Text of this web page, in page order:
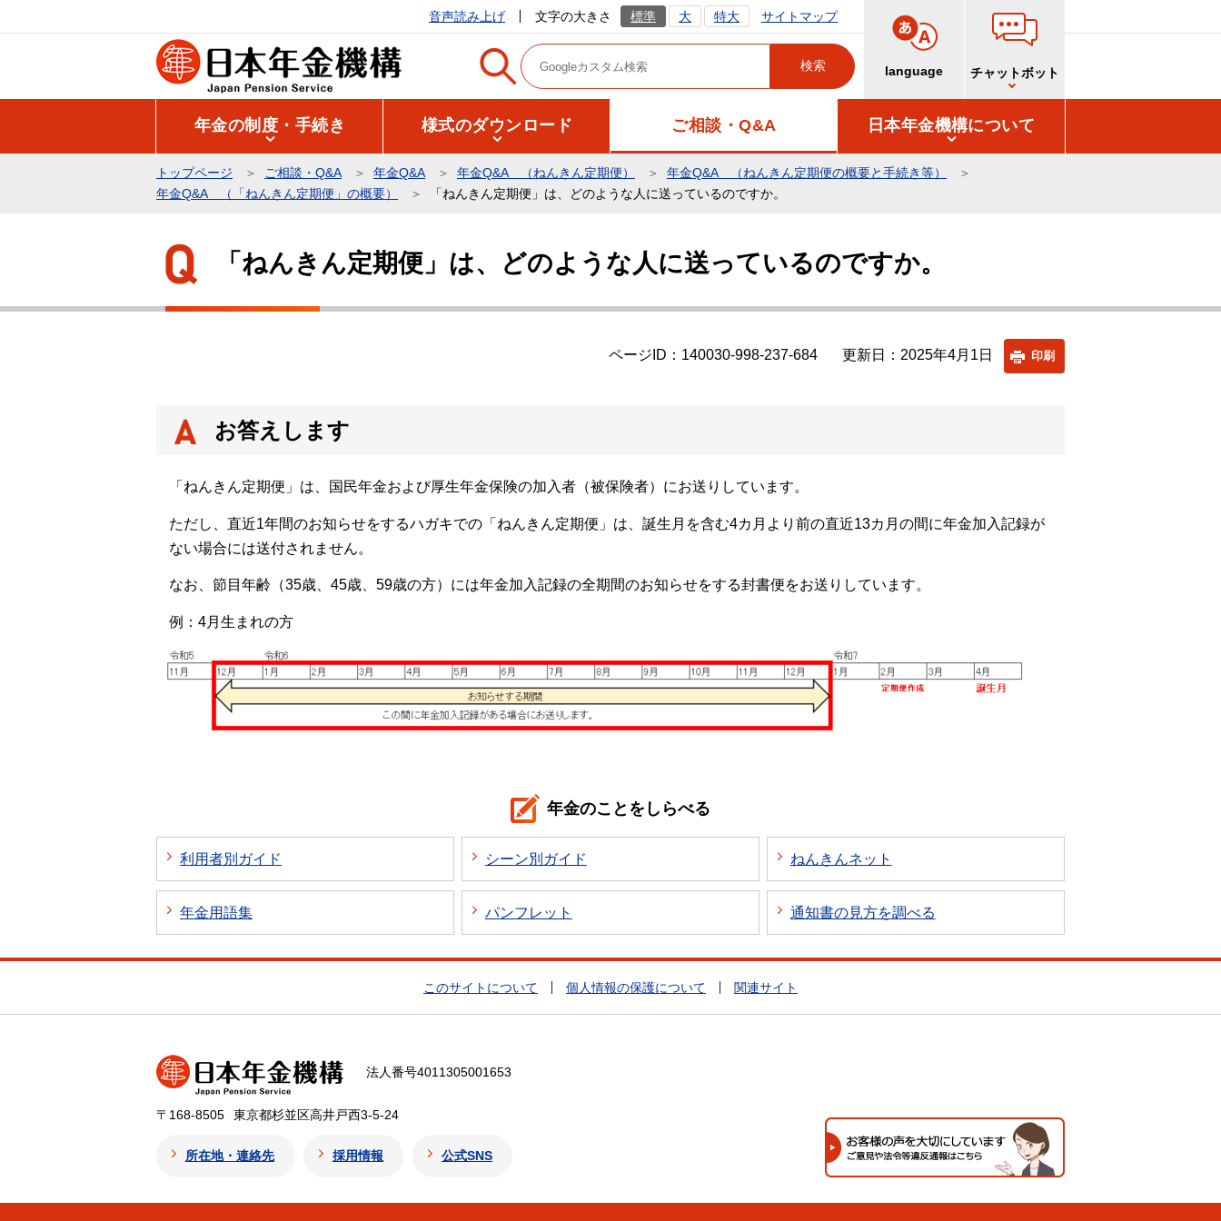
の
音声読み上げ 文字の大きさ 標準 大 特大 サイトマップ
language チャットボット
年金の制度・手続き 様式のダウンロード ご相談・Q&A 日本年金機構について
トップページ ご相談・Q&A 年金Q&A 年金Q&A （ねんきん定期便）
年金Q&A （ねんきん定期便の概要と手続き等）
年金Q&A （「ねんきん定期便」の概要）
「ねんきん定期便」は、どのような人に送っているのですか。
「ねんきん定期便」は、どのような人に送っているのですか。
ページID：140030-998-237-684 更新日：2025年4月1日 印刷
お答えします
「ねんきん定期便」は、国民年金および厚生年金保険の加入者（被保険者）にお送りしています。
ただし、直近1年間のお知らせをするハガキでの「ねんきん定期便」は、誕生月を含む4カ月より前の直近13カ月の間に年金加入記録が
ない場合には送付されません。
なお、節目年齢（35歳、45歳、59歳の方）には年金加入記録の全期間のお知らせをする封書便をお送りしています。
例：4月生まれの方
年金のことをしらべる
利用者別ガイド シーン別ガイド ねんきんネット
年金用語集 パンフレット 通知書の見方を調べる
このサイトについて 個人情報の保護について 関連サイト
法人番号4011305001653
〒168-8505 東京都杉並区高井戸西3-5-24
所在地・連絡先 採用情報 公式SNS